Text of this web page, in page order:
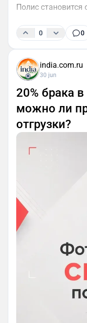
Полис становится
0 0
india.com.ru
30 jun
20% брака
можно ли
отгрузки?